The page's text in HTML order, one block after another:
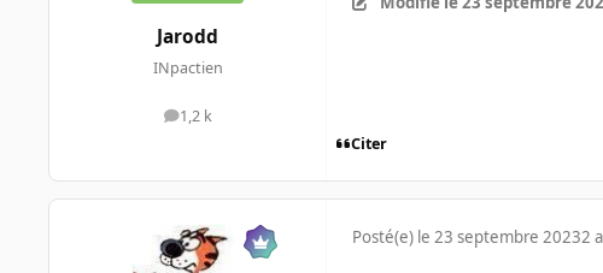
Jarodd
INpactien
1,2 k
messages
Citer
Posté(e) le 23 septembre 20232 a